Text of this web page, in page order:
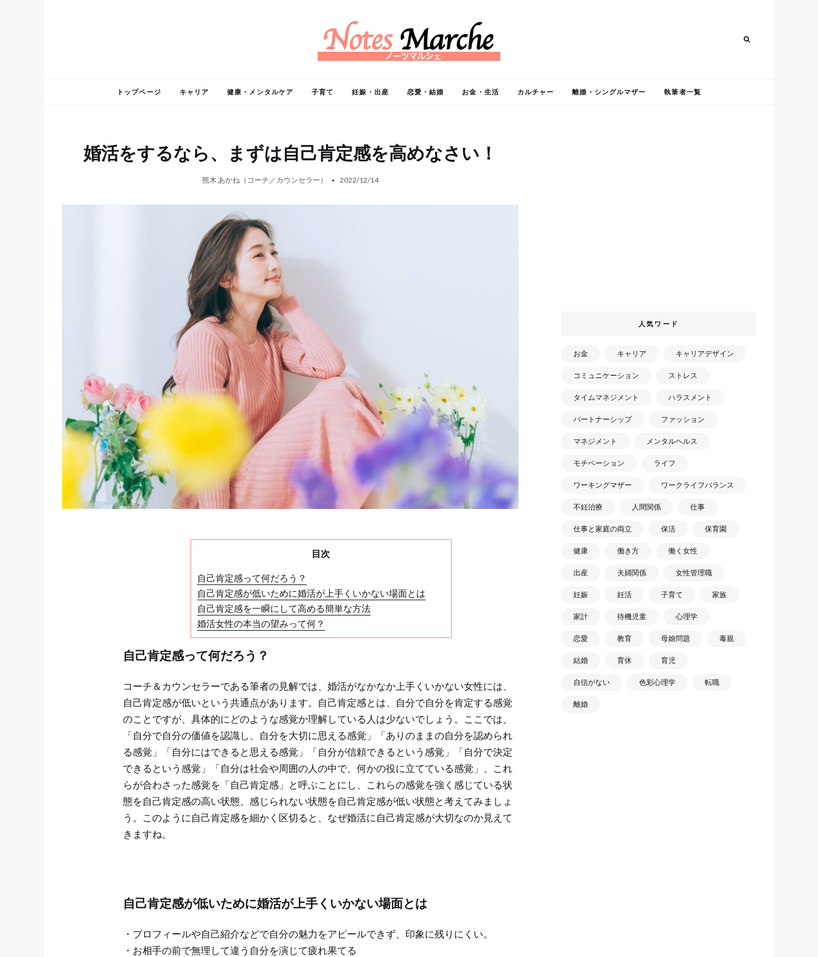
トップページ キャリア 健康・メンタルケア 子育て 妊娠・出産 恋愛・結婚 お金・生活 カルチャー 離婚・シングルマザー 執筆者一覧
婚活をするなら、まずは自己肯定感を高めなさい！
熊木 あかね（コーチ／カウンセラー） 2022/12/14
目次
自己肯定感って何だろう？
自己肯定感が低いために婚活が上手くいかない場面とは
自己肯定感を一瞬にして高める簡単な方法
婚活女性の本当の望みって何？
自己肯定感って何だろう？
コーチ＆カウンセラーである筆者の見解では、婚活がなかなか上手くいかない女性には、
自己肯定感が低いという共通点があります。自己肯定感とは、自分で自分を肯定する感覚
のことですが、具体的にどのような感覚か理解している人は少ないでしょう。ここでは、
「自分で自分の価値を認識し、自分を大切に思える感覚」「ありのままの自分を認められ
る感覚」「自分にはできると思える感覚」「自分が信頼できるという感覚」「自分で決定
できるという感覚」「自分は社会や周囲の人の中で、何かの役に立てている感覚」、これ
らが合わさった感覚を「自己肯定感」と呼ぶことにし、これらの感覚を強く感じている状
態を自己肯定感の高い状態、感じられない状態を自己肯定感が低い状態と考えてみましょ
う。このように自己肯定感を細かく区切ると、なぜ婚活に自己肯定感が大切なのか見えて
きますね。
自己肯定感が低いために婚活が上手くいかない場面とは
・プロフィールや自己紹介などで自分の魅力をアピールできず、印象に残りにくい。
・お相手の前で無理して違う自分を演じて疲れ果てる
人気ワード
お金 キャリア キャリアデザイン
コミュニケーション ストレス
タイムマネジメント ハラスメント
パートナーシップ ファッション
マネジメント メンタルヘルス
モチベーション ライフ
ワーキングマザー ワークライフバランス
不妊治療 人間関係 仕事
仕事と家庭の両立 保活 保育園
健康 働き方 働く女性
出産 夫婦関係 女性管理職
妊娠 妊活 子育て 家族
家計 待機児童 心理学
恋愛 教育 母娘問題 毒親
結婚 育休 育児
自信がない 色彩心理学 転職
離婚